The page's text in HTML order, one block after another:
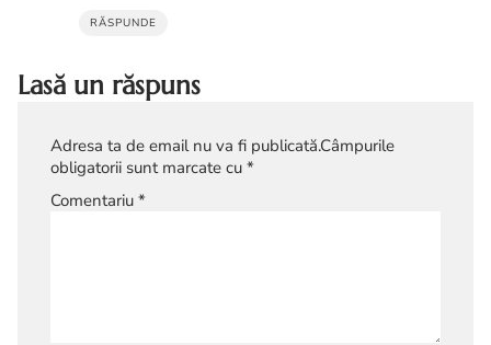
RĂSPUNDE
Lasă un răspuns
Adresa ta de email nu va fi publicată.Câmpurile
obligatorii sunt marcate cu *
Comentariu *